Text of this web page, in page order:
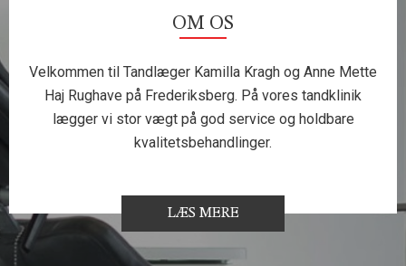
OM OS
Velkommen til Tandlæger Kamilla Kragh og Anne Mette
Haj Rughave på Frederiksberg. På vores tandklinik
lægger vi stor vægt på god service og holdbare
kvalitetsbehandlinger.
LÆS MERE